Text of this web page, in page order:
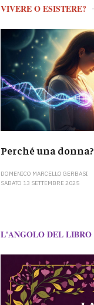
VIVERE O ESISTERE?
Perché una donna?
DOMENICO MARCELLO GERBASI
SABATO 13 SETTEMBRE 2025
L'ANGOLO DEL LIBRO